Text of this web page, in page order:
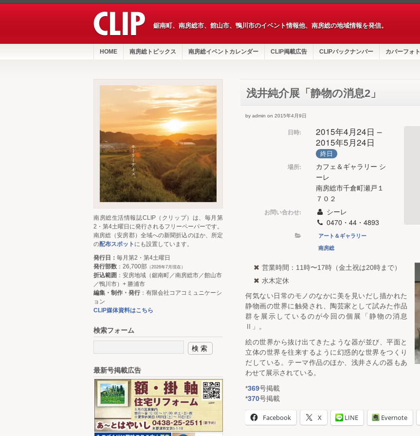
鋸南町、南房総市、館山市、鴨川市のイベント情報他、南房総の地域情報を発信。
HOME 南房総トピックス 南房総イベントカレンダー CLIP掲載広告 CLIPバックナンバー カバーフォト
浅井純介展「静物の消息2」
by admin on 2015年4月9日
日時:
2015年4月24日 –
2015年5月24日
終日
場所:
カフェ＆ギャラリー シ
ーレ
南房総市千倉町瀬戸１
７０２
お問い合わせ:
シーレ
0470・44・4893
アート＆ギャラリー
南房総
営業時間：11時〜17時（金土祝は20時まで）
水木定休
何気ない日常のモノのなかに美を見いだし描かれた
静物画の世界に触発され、陶芸家として試みた作品
群を展示しているのが今回の個展「静物の消息
Ⅱ」。
絵の世界から抜け出てきたような器が並び、平面と
立体の世界を往来するように幻惑的な世界をつくり
だしている。テーマ作品のほか、浅井さんの器もあ
わせて展示されている。
*369号掲載
*370号掲載
Facebook X LINE Evernote
南房総生活情報誌CLIP（クリップ）は、毎月第
2・第4土曜日に発行されるフリーペーパーです。
南房総（安房郡）全域への新聞折込のほか、所定
の配布スポット にも設置しています。
発行日： 毎月第2・第4土曜日
発行部数 ：26,700部 （2026年7月現在）
折込範囲 ：安房地域（鋸南町／南房総市／館山市
／鴨川市）+ 勝浦市
編集・制作・発行：有限会社コアコミュニケーシ
ョン
CLIP媒体資料はこちら
検索フォーム
最新号掲載広告